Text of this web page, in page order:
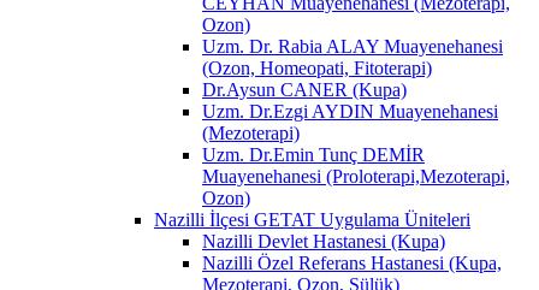
Ozon)
Uzm. Dr. Rabia ALAY Muayenehanesi
(Ozon, Homeopati, Fitoterapi)
Dr.Aysun CANER (Kupa)
Uzm. Dr.Ezgi AYDIN Muayenehanesi
(Mezoterapi)
Uzm. Dr.Emin Tunç DEMİR
Muayenehanesi (Proloterapi,Mezoterapi,
Ozon)
Nazilli İlçesi GETAT Uygulama Üniteleri
Nazilli Devlet Hastanesi (Kupa)
Nazilli Özel Referans Hastanesi (Kupa,
Mezoterapi, Ozon, Sülük)